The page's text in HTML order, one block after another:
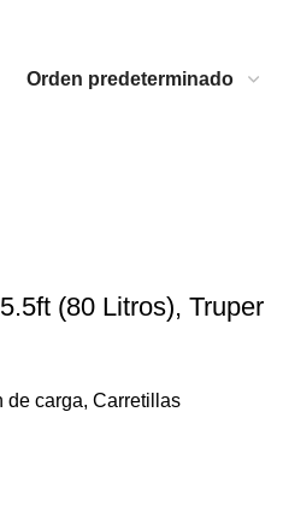
(80 Litros), Truper
de carga,Carretillas